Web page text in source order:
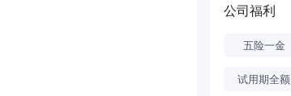
公司福利
五险一金
试用期全额